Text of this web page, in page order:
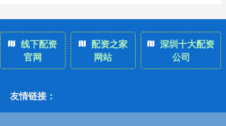
线下配资
官网
配资之家
网站
深圳十大配资
公司
友情链接：